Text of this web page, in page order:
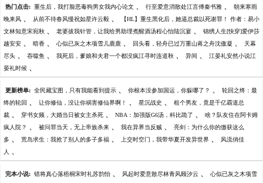
热门点击: 重生后，我打脸恶毒狗男女我内心论文 、 行至爱意消散处江言傅秦书雅 、 朝来寒雨
晚来风 、 从前不待春风慢祝如星许云毅 、 【HL】重生黑化后，她逼总裁以死谢罪！ 作者：易小
文林知意宋宛秋 、 老婆拔我针管，让我给男助理煮醒酒汤程心怡陆沉宴 、 锦绣人生[快穿]爱伊莎
越安安 、 暗香 、 心似已灰之木项雪儿鹿鹿 、 回头看，轻舟已过万重山蒋之舟沈傲凝 、 天幕
尽头 、 吞噬鱼 、 我死后，爹娘和夫君一个都没疯江寻时连道秋 、 异间 、 江晏礼安然小说江
晏礼时候 、
更新榜单: 全民藏宝图，只有我能看到提示 、 你根本没参加国运，你躲哪了？ 、 轮回之终：最
终的轮回 、 让你修仙，没让你祸害修仙界啊！ 、 星沉战史 、 租个男友，竟是千亿霸道总
裁 、 穿书女频，大婚当日被女主杀死 、 NBA：加强版G6汤，科比跪了 、 啥？队友住在阿卡姆
疯人院？ 、 被问罪当天，无上帝族杀来 、 我在异界当反贼 、 亮剑：为什么你的缴获这么
多 、 荒岛求生：我抢了别人的多子多福 、 上交时空门，我带华夏开发异世界 、 风流俏佳
人 、
完本小说: 错将真心落梧桐宋时礼苏韵怡 、 风起时爱意散尽林青风顾汐云 、 心似已灰之木项雪